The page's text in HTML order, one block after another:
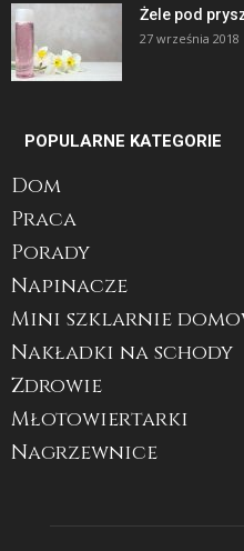
Żele pod
27 września 2018
POPULARNE KATEGORIE
Dom
Praca
Porady
Napinacze
Mini szklarnie
Nakładki na schody
Zdrowie
Młotowiertarki
Nagrzewnice